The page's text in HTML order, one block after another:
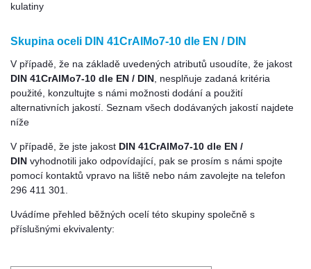
kulatiny
Skupina oceli DIN 41CrAlMo7-10 dle EN / DIN
V případě, že na základě uvedených atributů usoudíte, že jakost
DIN 41CrAlMo7-10 dle EN / DIN , nesplňuje zadaná kritéria
použité, konzultujte s námi možnosti dodání a použití
alternativních jakostí. Seznam všech dodávaných jakostí najdete
níže
V případě, že jste jakost DIN 41CrAlMo7-10 dle EN /
DIN vyhodnotili jako odpovídající, pak se prosím s námi spojte
pomocí kontaktů vpravo na liště nebo nám zavolejte na telefon
296 411 301.
Uvádíme přehled běžných ocelí této skupiny společně s
příslušnými ekvivalenty: